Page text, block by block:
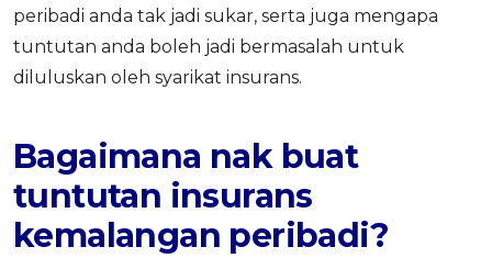
Promo OCBC - Your Gift, Your Choice
Artikel Terkini
Pelaburan
Pengurusan Kewangan
Pinjaman Perumahan
peribadi anda tak jadi sukar, serta juga mengapa
tuntutan anda boleh jadi bermasalah untuk
diluluskan oleh syarikat insurans.
Bagaimana nak buat
tuntutan insurans
kemalangan peribadi?